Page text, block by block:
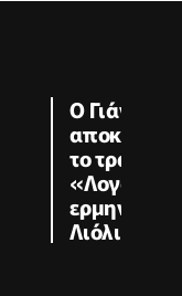
Ο Γιάννης
το
ερμηνεύει
Λιόλιου